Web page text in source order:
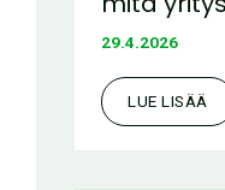
29.4.2026
LUE LISÄÄ